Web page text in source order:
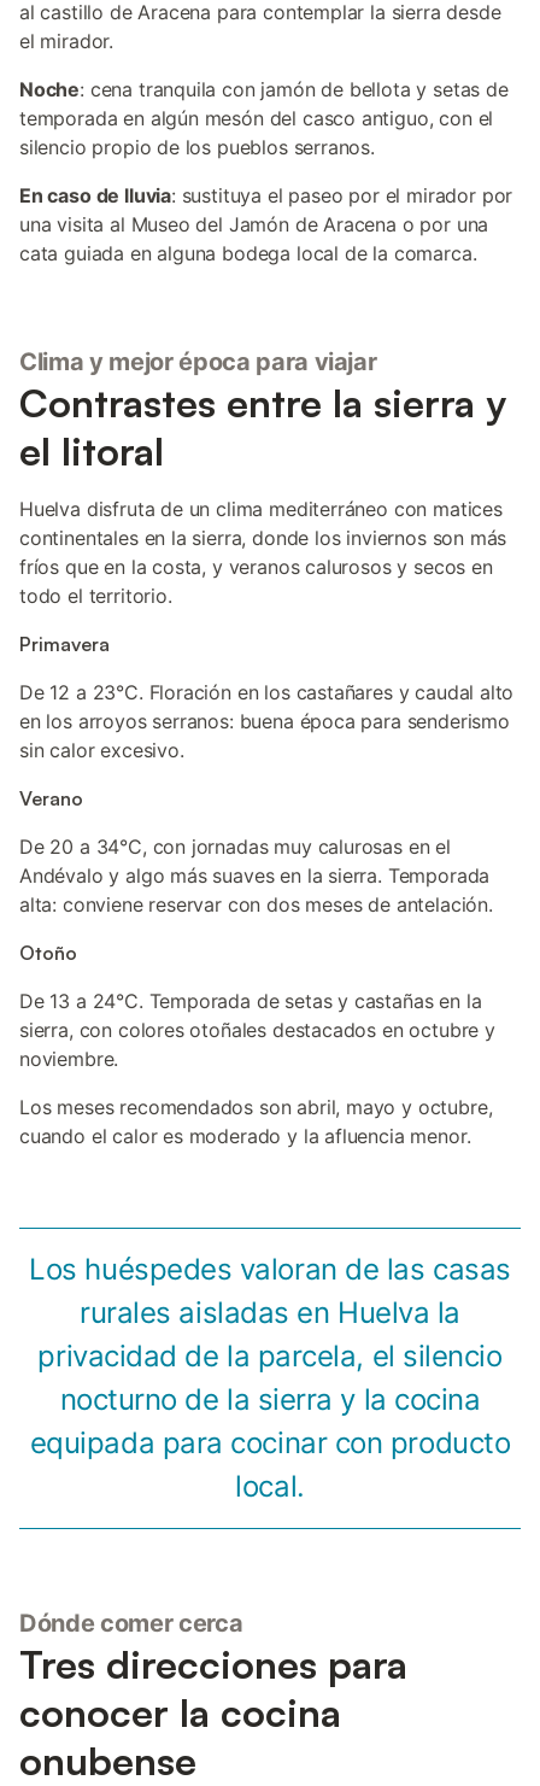
al castillo de Aracena para contemplar la sierra desde
el mirador.
Noche: cena tranquila con jamón de bellota y setas de
temporada en algún mesón del casco antiguo, con el
silencio propio de los pueblos serranos.
En caso de lluvia: sustituya el paseo por el mirador por
una visita al Museo del Jamón de Aracena o por una
cata guiada en alguna bodega local de la comarca.
Clima y mejor época para viajar
Contrastes entre la sierra y
el litoral
Huelva disfruta de un clima mediterráneo con matices
continentales en la sierra, donde los inviernos son más
fríos que en la costa, y veranos calurosos y secos en
todo el territorio.
Primavera
De 12 a 23°C. Floración en los castañares y caudal alto
en los arroyos serranos: buena época para senderismo
sin calor excesivo.
Verano
De 20 a 34°C, con jornadas muy calurosas en el
Andévalo y algo más suaves en la sierra. Temporada
alta: conviene reservar con dos meses de antelación.
Otoño
De 13 a 24°C. Temporada de setas y castañas en la
sierra, con colores otoñales destacados en octubre y
noviembre.
Los meses recomendados son abril, mayo y octubre,
cuando el calor es moderado y la afluencia menor.
Los huéspedes valoran de las casas
rurales aisladas en Huelva la
privacidad de la parcela, el silencio
nocturno de la sierra y la cocina
equipada para cocinar con producto
local.
Dónde comer cerca
Tres direcciones para
conocer la cocina
onubense